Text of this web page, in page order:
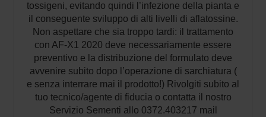
tossigeni, evitando quindi l’infezione della pianta e
il conseguente sviluppo di alti livelli di aflatossine.
Non aspettare che sia troppo tardi: il trattamento
con AF-X1 2020 deve necessariamente essere
preventivo e la distribuzione del formulato deve
avvenire subito dopo l’operazione di sarchiatura (
e senza interrare mai il prodotto!) Rivolgiti subito al
tuo tecnico/agente di fiducia o contatta il nostro
Servizio Sementi allo 0372.403217 mail